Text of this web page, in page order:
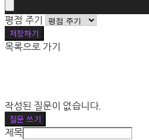
평점 주기
저장하기
목록으로 가기
작성된 질문이 없습니다.
질문 쓰기
제목